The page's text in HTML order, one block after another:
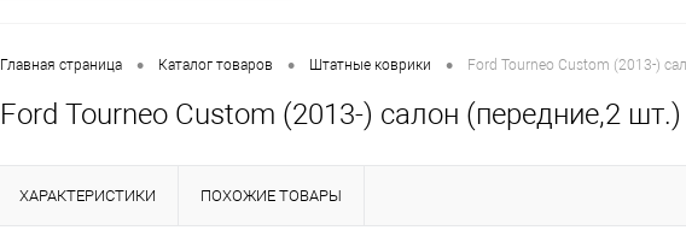
Главная страница • Каталог товаров • Штатные коврики • Ford Tourneo Custom (2013-)
Ford Tourneo Custom (2013-) салон (передние,2 шт.)
ХАРАКТЕРИСТИКИ ПОХОЖИЕ ТОВАРЫ